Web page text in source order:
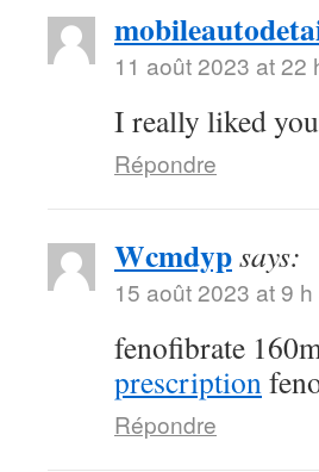
11 août 2023 at 22
I really liked
Répondre
Wcmdypsays:
15 août 2023 at 9
fenofibrate
prescription
Répondre